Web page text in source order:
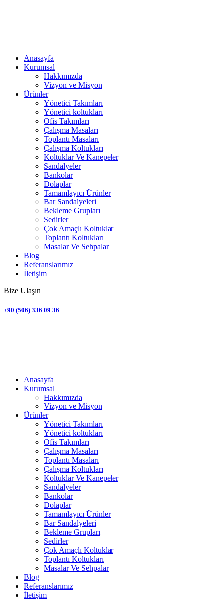
Anasayfa
Kurumsal
Hakkımızda
Vizyon ve Misyon
Ürünler
Yönetici Takımları
Yönetici koltukları
Ofis Takımları
Çalışma Masaları
Toplantı Masaları
Çalışma Koltukları
Koltuklar Ve Kanepeler
Sandalyeler
Bankolar
Dolaplar
Tamamlayıcı Ürünler
Bar Sandalyeleri
Bekleme Grupları
Sedirler
Çok Amaçlı Koltuklar
Toplantı Koltukları
Masalar Ve Sehpalar
Blog
Referanslarımız
İletişim
Bize Ulaşın
+90 (506) 336 09 36
Anasayfa
Kurumsal
Hakkımızda
Vizyon ve Misyon
Ürünler
Yönetici Takımları
Yönetici koltukları
Ofis Takımları
Çalışma Masaları
Toplantı Masaları
Çalışma Koltukları
Koltuklar Ve Kanepeler
Sandalyeler
Bankolar
Dolaplar
Tamamlayıcı Ürünler
Bar Sandalyeleri
Bekleme Grupları
Sedirler
Çok Amaçlı Koltuklar
Toplantı Koltukları
Masalar Ve Sehpalar
Blog
Referanslarımız
İletişim